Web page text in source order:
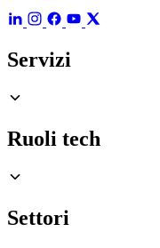
Servizi
Ruoli tech
Settori